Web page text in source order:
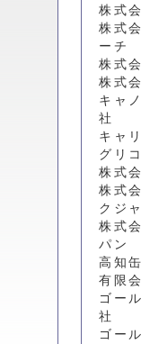
株式
株式
ーチ
株式
株式
キャ
社
キャ
グリ
株式
株式
クジ
株式
パン
高知
有限
ゴー
社
ゴー